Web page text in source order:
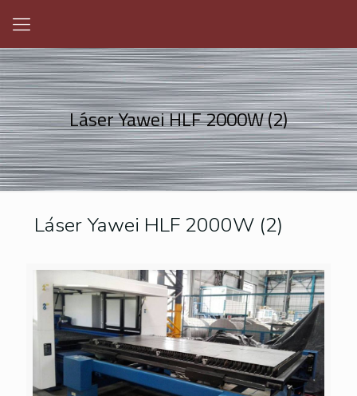
Láser Yawei HLF 2000W (2)
Láser Yawei HLF 2000W (2)